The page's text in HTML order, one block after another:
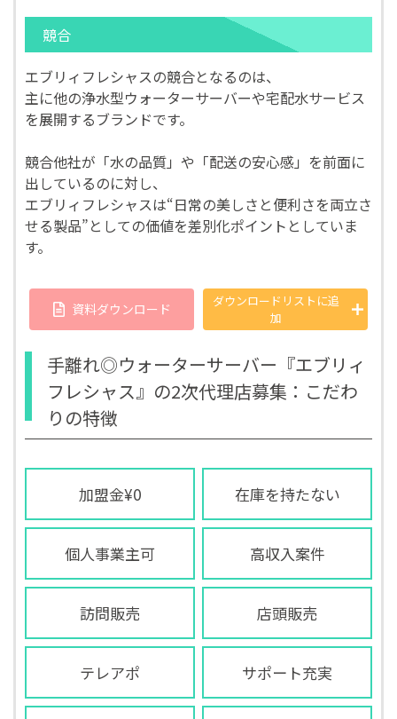
競合
エブリィフレシャスの競合となるのは、
主に他の浄水型ウォーターサーバーや宅配水サービス
を展開するブランドです。
競合他社が「水の品質」や「配送の安心感」を前面に
出しているのに対し、
エブリィフレシャスは“日常の美しさと便利さを両立さ
せる製品”としての価値を差別化ポイントとしていま
す。
資料ダウンロード ダウンロードリストに追
加
手離れ◎ウォーターサーバー『エブリィ
フレシャス』の2次代理店募集：こだわ
りの特徴
加盟金¥0 在庫を持たない
個人事業主可 高収入案件
訪問販売 店頭販売
テレアポ サポート充実